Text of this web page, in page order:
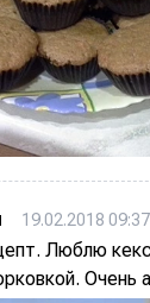
19.02.2018 09:37
Люблю
Очень